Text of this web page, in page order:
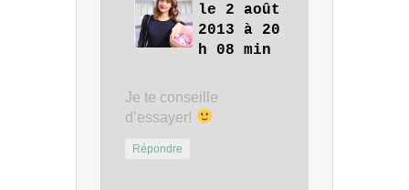
le 2 août
2013 à 20
h 08 min
Je te conseille
d’essayer!
Répondre